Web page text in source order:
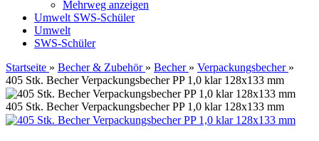
Mehrweg anzeigen
Umwelt SWS-Schüler
Umwelt
SWS-Schüler
Startseite » Becher & Zubehör » Becher » Verpackungsbecher »
405 Stk. Becher Verpackungsbecher PP 1,0 klar 128x133 mm
405 Stk. Becher Verpackungsbecher PP 1,0 klar 128x133 mm